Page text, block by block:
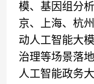
模、基因组分
京、上海、杭
动人工智能大
治理等场景落
人工智能政务